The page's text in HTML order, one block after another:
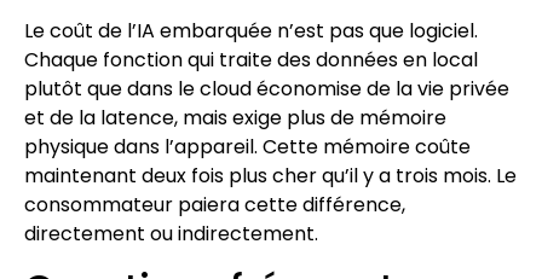
Le coût de l’IA embarquée n’est pas que logiciel.
Chaque fonction qui traite des données en local
plutôt que dans le cloud économise de la vie privée
et de la latence, mais exige plus de mémoire
physique dans l’appareil. Cette mémoire coûte
maintenant deux fois plus cher qu’il y a trois mois. Le
consommateur paiera cette différence,
directement ou indirectement.